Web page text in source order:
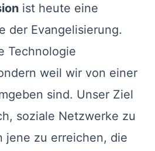
ist heute eine
der Evangelisierung.
Technologie
weil wir von einer
sind. Unser Ziel
soziale Netzwerke zu
jene zu erreichen, die